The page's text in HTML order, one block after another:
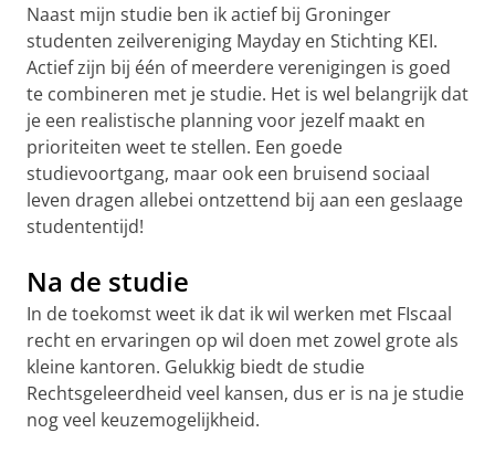
Naast mijn studie ben ik actief bij Groninger
studenten zeilvereniging Mayday en Stichting KEI.
Actief zijn bij één of meerdere verenigingen is goed
te combineren met je studie. Het is wel belangrijk dat
je een realistische planning voor jezelf maakt en
prioriteiten weet te stellen. Een goede
studievoortgang, maar ook een bruisend sociaal
leven dragen allebei ontzettend bij aan een geslaage
studententijd!
Na de studie
In de toekomst weet ik dat ik wil werken met FIscaal
recht en ervaringen op wil doen met zowel grote als
kleine kantoren. Gelukkig biedt de studie
Rechtsgeleerdheid veel kansen, dus er is na je studie
nog veel keuzemogelijkheid.